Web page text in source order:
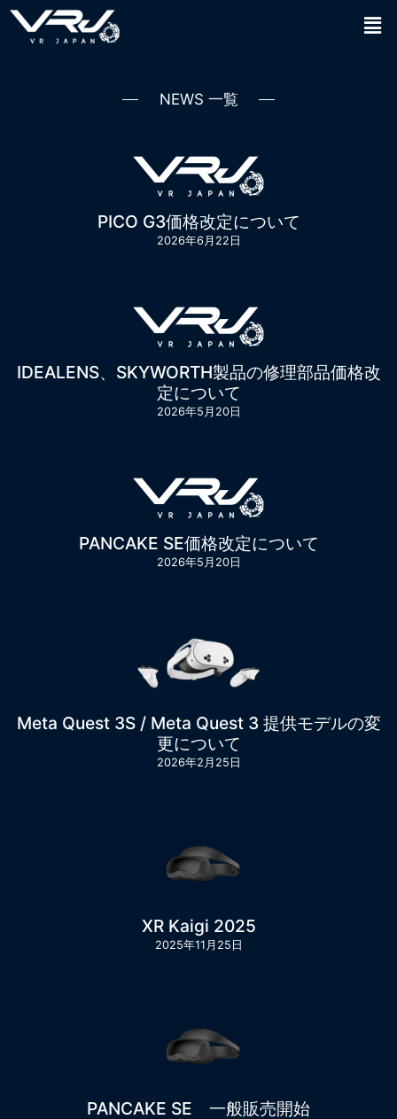
NEWS 一覧
PICO G3価格改定について
2026年6月22日
IDEALENS、SKYWORTH製品の修理部品価格改
定について
2026年5月20日
PANCAKE SE価格改定について
2026年5月20日
Meta Quest 3S / Meta Quest 3 提供モデルの変
更について
2026年2月25日
XR Kaigi 2025
2025年11月25日
PANCAKE SE 一般販売開始